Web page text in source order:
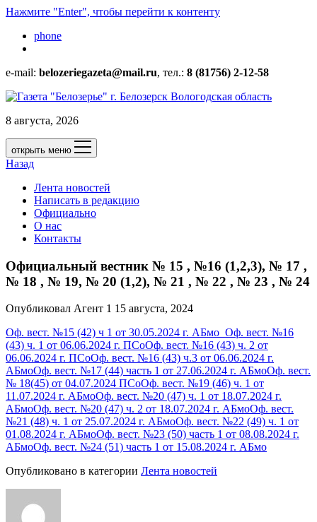
Нажмите "Enter", чтобы перейти к контенту
phone
e-mail: belozeriegazeta@mail.ru, тел.: 8 (81756) 2-12-58
8 августа, 2026
открыть меню
Назад
Лента новостей
Написать в редакцию
Официально
О нас
Контакты
Официальный вестник № 15 , №16 (1,2,3), № 17 ,
№ 18 , № 19, № 20 (1,2), № 21 , № 22 , № 23 , № 24
Опубликовал Агент 1 15 августа, 2024
Оф. вест. №15 (42) ч 1 от 30.05.2024 г. АБмо Оф. вест. №16
(43) ч. 1 от 06.06.2024 г. ПСоОф. вест. №16 (43) ч. 2 от
06.06.2024 г. ПСоОф. вест. №16 (43) ч.3 от 06.06.2024 г.
АБмоОф. вест. №17 (44) часть 1 от 27.06.2024 г. АБмоОф. вест.
№ 18(45) от 04.07.2024 ПСоОф. вест. №19 (46) ч. 1 от
11.07.2024 г. АБмоОф. вест. №20 (47) ч. 1 от 18.07.2024 г.
АБмоОф. вест. №20 (47) ч. 2 от 18.07.2024 г. АБмоОф. вест.
№21 (48) ч. 1 от 25.07.2024 г. АБмоОф. вест. №22 (49) ч. 1 от
01.08.2024 г. АБмоОф. вест. №23 (50) часть 1 от 08.08.2024 г.
АБмоОф. вест. №24 (51) часть 1 от 15.08.2024 г. АБмо
Опубликовано в категории Лента новостей